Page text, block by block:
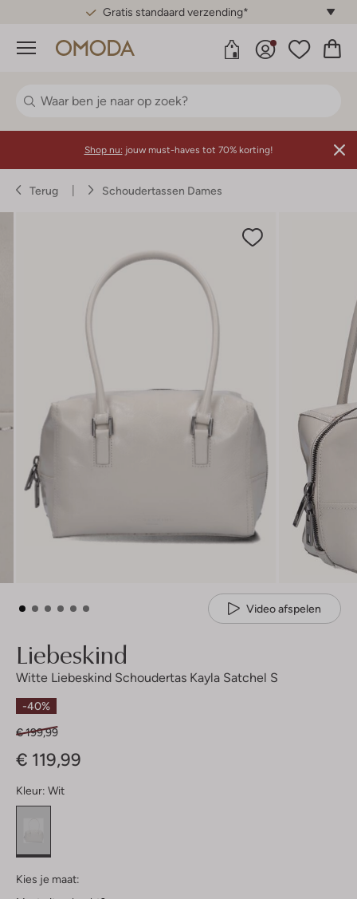
Gratis standaard verzending*
Menu
Shop nu: jouw must-haves tot 70% korting!
Terug Schoudertassen Dames
Video afspelen
Liebeskind
Witte Liebeskind Schoudertas Kayla Satchel S
-40%
€ 199,99
€ 119,99
Kleur: Wit
Kies je maat: